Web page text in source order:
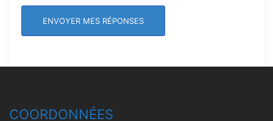
ENVOYER MES RÉPONSES
COORDONNÉES